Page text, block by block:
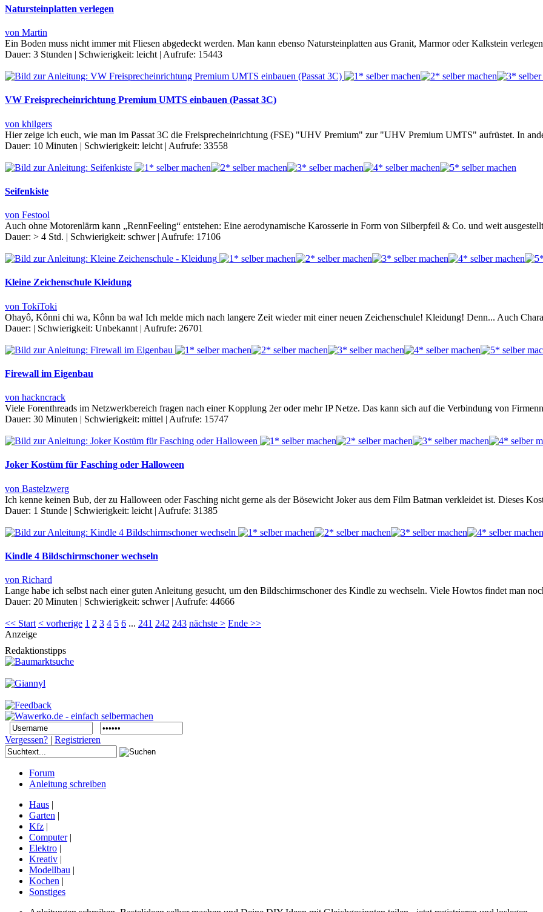
Natursteinplatten verlegen
von Martin
Ein Boden muss nicht immer mit Fliesen abgedeckt werden. Man kann ebenso Natursteinplatten aus Granit, Marmor oder Kalkstein
Dauer: 3 Stunden | Schwierigkeit: leicht | Aufrufe: 15443
VW Freisprecheinrichtung Premium UMTS einbauen (Passat 3C)
von khilgers
Hier zeige ich euch, wie man im Passat 3C die Freisprecheinrichtung (FSE) "UHV Premium" zur "UHV Premium UMTS" aufrüstet. In
Dauer: 10 Minuten | Schwierigkeit: leicht | Aufrufe: 33558
Seifenkiste
von Festool
Auch ohne Motorenlärm kann „RennFeeling“ entstehen: Eine aerodynamische Karosserie in Form von Silberpfeil & Co. und weit
Dauer: > 4 Std. | Schwierigkeit: schwer | Aufrufe: 17106
Kleine Zeichenschule Kleidung
von TokiToki
Ohayô, Kônni chi wa, Kônn ba wa! Ich melde mich nach langere Zeit wieder mit einer neuen Zeichenschule! Kleidung! Denn... Auch
Dauer: | Schwierigkeit: Unbekannt | Aufrufe: 26701
Firewall im Eigenbau
von hackncrack
Viele Forenthreads im Netzwerkbereich fragen nach einer Kopplung 2er oder mehr IP Netze. Das kann sich auf die Verbindung von
Dauer: 30 Minuten | Schwierigkeit: mittel | Aufrufe: 15747
Joker Kostüm für Fasching oder Halloween
von Bastelzwerg
Ich kenne keinen Bub, der zu Halloween oder Fasching nicht gerne als der Bösewicht Joker aus dem Film Batman verkleidet ist. Dieses
Dauer: 1 Stunde | Schwierigkeit: leicht | Aufrufe: 31385
Kindle 4 Bildschirmschoner wechseln
von Richard
Lange habe ich selbst nach einer guten Anleitung gesucht, um den Bildschirmschoner des Kindle zu wechseln. Viele Howtos findet man
Dauer: 20 Minuten | Schwierigkeit: schwer | Aufrufe: 44666
<< Start < vorherige 1 2 3 4 5 6 ... 241 242 243 nächste > Ende >>
Anzeige
Redaktionstipps
Vergessen? | Registrieren
Forum
Anleitung schreiben
Haus |
Garten |
Kfz |
Computer|
Elektro |
Kreativ |
Modellbau |
Kochen |
Sonstiges